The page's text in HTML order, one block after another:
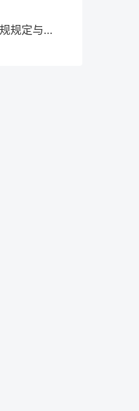
保险公司变更营业场所：合规规定与操作指南！